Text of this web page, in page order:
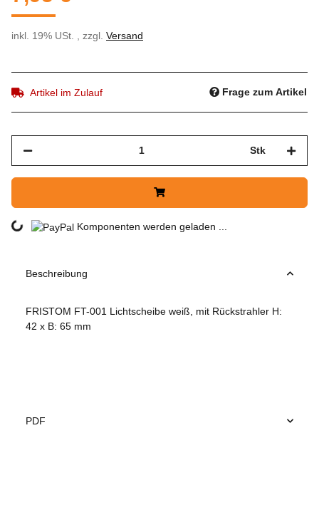
inkl. 19% USt. , zzgl. Versand
Artikel im Zulauf Frage zum Artikel
Stk
Loading... Komponenten werden geladen ...
Beschreibung
FRISTOM FT-001 Lichtscheibe weiß, mit Rückstrahler H:
42 x B: 65 mm
PDF